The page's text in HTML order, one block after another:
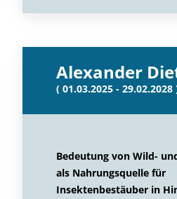
Alexander
( 01.03.2025 - 29.02.2028
Bedeutung von Wild-
als Nahrungsquelle für
Insektenbestäuber in